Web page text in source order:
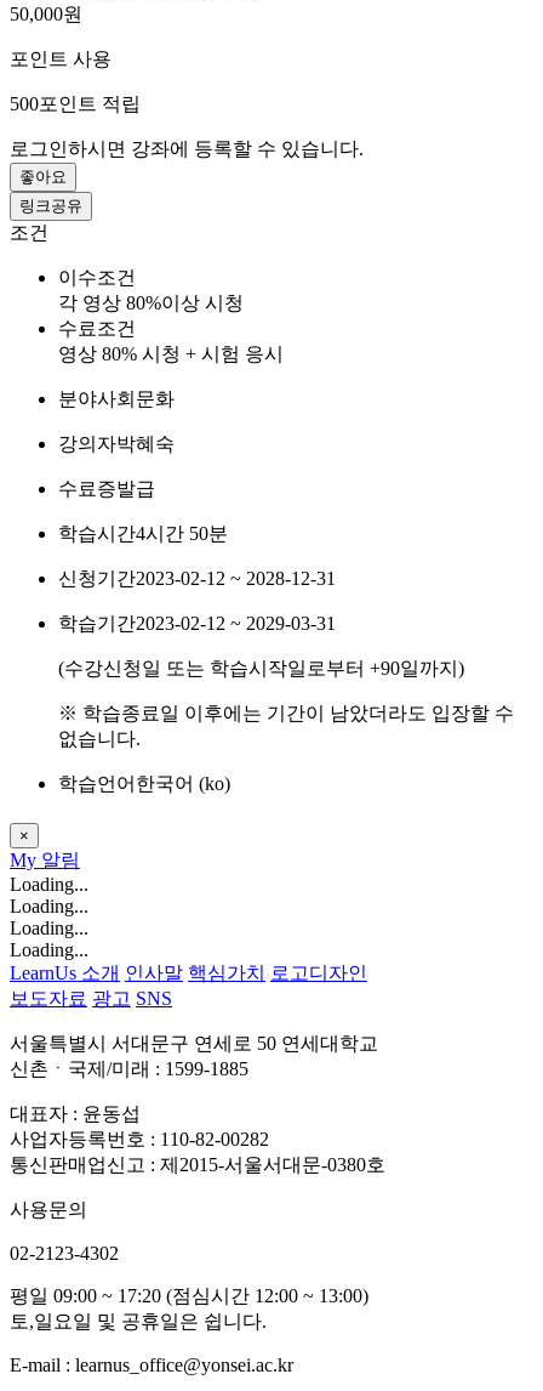
50,000원
포인트 사용
500포인트 적립
로그인하시면 강좌에 등록할 수 있습니다.
좋아요
링크공유
조건
이수조건
각 영상 80%이상 시청
수료조건
영상 80% 시청 + 시험 응시
분야사회문화
강의자박혜숙
수료증발급
학습시간4시간 50분
신청기간2023-02-12 ~ 2028-12-31
학습기간2023-02-12 ~ 2029-03-31
(수강신청일 또는 학습시작일로부터 +90일까지)
※ 학습종료일 이후에는 기간이 남았더라도 입장할 수
없습니다.
학습언어 한국어 ‎(ko)‎
×
My 알림
Loading...
Loading...
Loading...
Loading...
LearnUs 소개 인사말 핵심가치
로고디자인
보도자료 광고 SNS
서울특별시 서대문구 연세로 50 연세대학교
신촌ㆍ국제/미래 : 1599-1885
대표자 : 윤동섭
사업자등록번호 : 110-82-00282
통신판매업신고 : 제2015-서울서대문-0380호
사용문의
02-2123-4302
평일 09:00 ~ 17:20 (점심시간 12:00 ~ 13:00)
토,일요일 및 공휴일은 쉽니다.
E-mail : learnus_office@yonsei.ac.kr